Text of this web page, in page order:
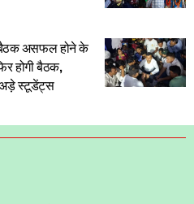
बैठक असफल होने के
होगी बैठक,
अड़े स्टूडेंट्स